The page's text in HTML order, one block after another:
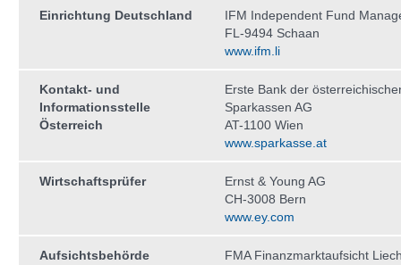
Einrichtung Deutschland
IFM Independent Fund
FL-9494 Schaan
www.ifm.li
Kontakt- und
Informationsstelle
Österreich
Erste Bank der
Sparkassen AG
AT-1100 Wien
www.sparkasse.at
Wirtschaftsprüfer
Ernst & Young AG
CH-3008 Bern
www.ey.com
Aufsichtsbehörde
FMA Finanzmarktaufsicht